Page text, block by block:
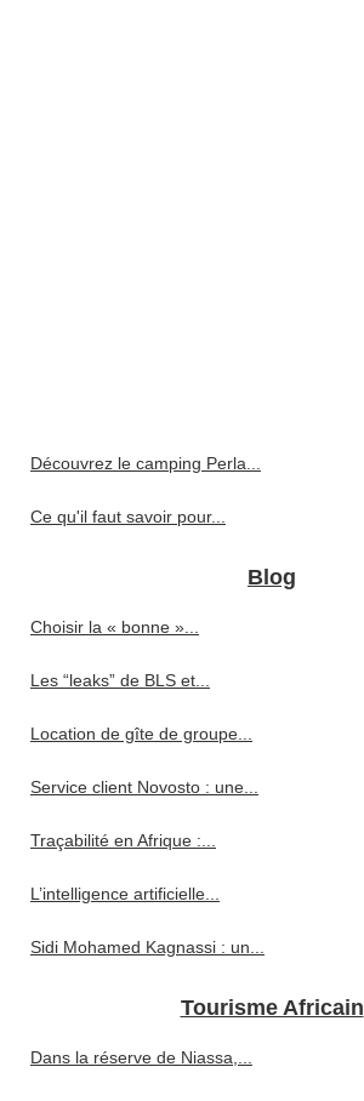
Découvrez le camping Perla...
Ce qu'il faut savoir pour...
Blog
Choisir la « bonne »...
Les “leaks” de BLS et...
Location de gîte de groupe...
Service client Novosto : une...
Traçabilité en Afrique :...
L’intelligence artificielle...
Sidi Mohamed Kagnassi : un...
Tourisme Africain
Dans la réserve de Niassa,...